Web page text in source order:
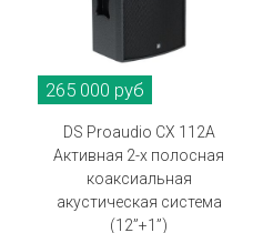
265 000 руб
DS Proaudio CX 112A
Активная 2-х полосная
коаксиальная
акустическая система
(12”+1”)